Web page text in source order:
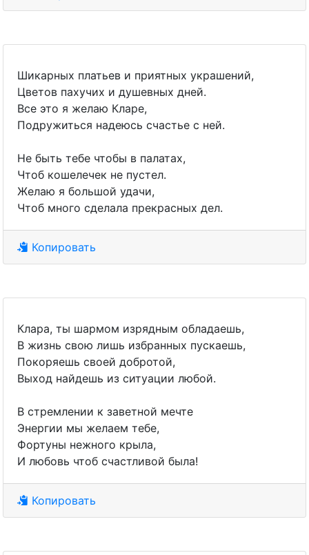
Шикарных платьев и приятных украшений,
Цветов пахучих и душевных дней.
Все это я желаю Кларе,
Подружиться надеюсь счастье с ней.
Не быть тебе чтобы в палатах,
Чтоб кошелечек не пустел.
Желаю я большой удачи,
Чтоб много сделала прекрасных дел.
Копировать
Клара, ты шармом изрядным обладаешь,
В жизнь свою лишь избранных пускаешь,
Покоряешь своей добротой,
Выход найдешь из ситуации любой.
В стремлении к заветной мечте
Энергии мы желаем тебе,
Фортуны нежного крыла,
И любовь чтоб счастливой была!
Копировать